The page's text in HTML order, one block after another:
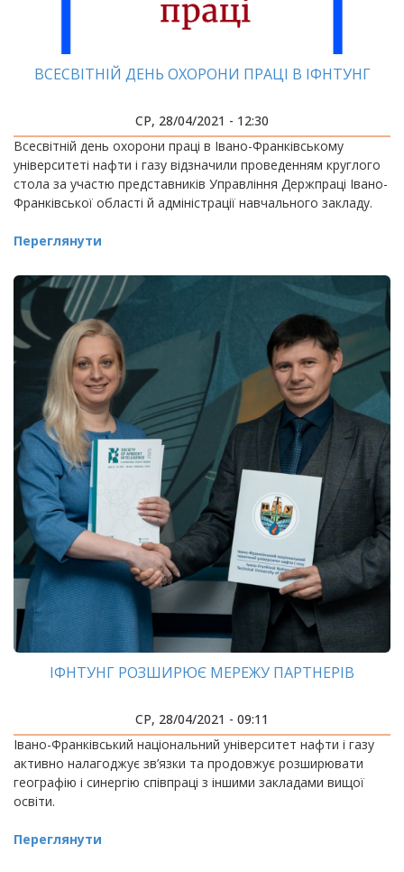
ВСЕСВІТНІЙ ДЕНЬ ОХОРОНИ ПРАЦІ В ІФНТУНГ
СР, 28/04/2021 - 12:30
Всесвітній день охорони праці в Івано-Франківському
університеті нафти і газу відзначили проведенням круглого
стола за участю представників Управління Держпраці Івано-
Франківської області й адміністрації навчального закладу.
Переглянути
ІФНТУНГ РОЗШИРЮЄ МЕРЕЖУ ПАРТНЕРІВ
СР, 28/04/2021 - 09:11
Івано-Франківський національний університет нафти і газу
активно налагоджує зв’язки та продовжує розширювати
географію і синергію співпраці з іншими закладами вищої
освіти.
Переглянути